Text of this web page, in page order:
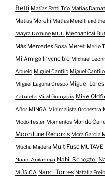
Betti Matías Betti Trío Matías Damat
Matías Merelli Matías Merelli and
Mayra Dómine MCC Mechanical
Más Mercedes Sosa Meret Merle
Mi Amigo Invencible Michael
Abuelo Miguel Cantilo Miguel Cantilo
Miguel Laguna Crespo Miguel Lares
Zabaleta Mijal Guinguis Mike
Años MINGA Minimalista Orchestra
Modo Tester Momentos Mondo
MoonJune Records Mora Garcia
Mucha Madera MultiFuse MUTAVE
Naara Andariega Nabil Schegtel
MÚSICA Nanci Torres Natalia